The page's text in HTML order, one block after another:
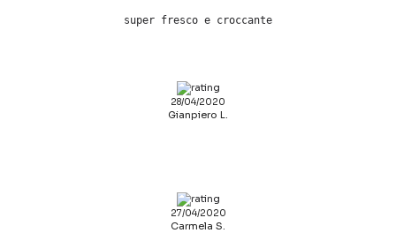
super fresco e croccante
28/04/2020
Gianpiero L.
27/04/2020
Carmela S.